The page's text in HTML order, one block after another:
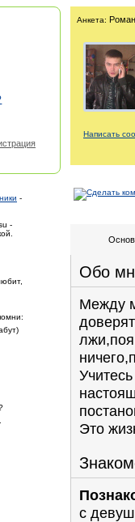
-
-
Анкета: Роман
Написать
Обо
Mежду
Это
с